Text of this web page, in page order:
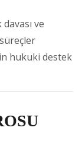
ve
hukuki destek